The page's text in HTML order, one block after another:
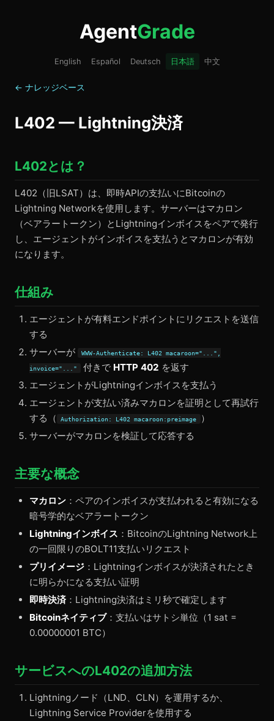
AgentGrade
English Español Deutsch 日本語 中文
← ナレッジベース
L402 — Lightning決済
L402とは？
L402（旧LSAT）は、即時APIの支払いにBitcoinの
Lightning Networkを使用します。サーバーはマカロン
（ベアラートークン）とLightningインボイスをペアで発行
し、エージェントがインボイスを支払うとマカロンが有効
になります。
仕組み
エージェントが有料エンドポイントにリクエストを送信
する
サーバーが
WWW-Authenticate: L402 macaroon="...",
invoice="..." 付きで HTTP 402 を返す
エージェントがLightningインボイスを支払う
エージェントが支払い済みマカロンを証明として再試行
する（
Authorization: L402 macaroon:preimage
）
サーバーがマカロンを検証して応答する
主要な概念
マカロン ：ペアのインボイスが支払われると有効になる
暗号学的なベアラートークン
Lightningインボイス ：BitcoinのLightning Network上
の一回限りのBOLT11支払いリクエスト
プリイメージ ：Lightningインボイスが決済されたとき
に明らかになる支払い証明
即時決済：Lightning決済はミリ秒で確定します
Bitcoinネイティブ：支払いはサトシ単位（1 sat =
0.00000001 BTC）
サービスへのL402の追加方法
Lightningノード（LND、CLN）を運用するか、
Lightning Service Providerを使用する